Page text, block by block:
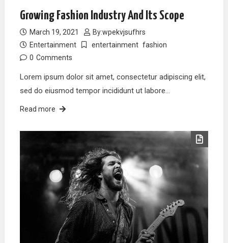
Growing Fashion Industry And Its Scope
March 19, 2021 By:wpekvjsufhrs
Entertainment
entertainment fashion
0 Comments
Lorem ipsum dolor sit amet, consectetur adipiscing elit,
sed do eiusmod tempor incididunt ut labore…
Read more